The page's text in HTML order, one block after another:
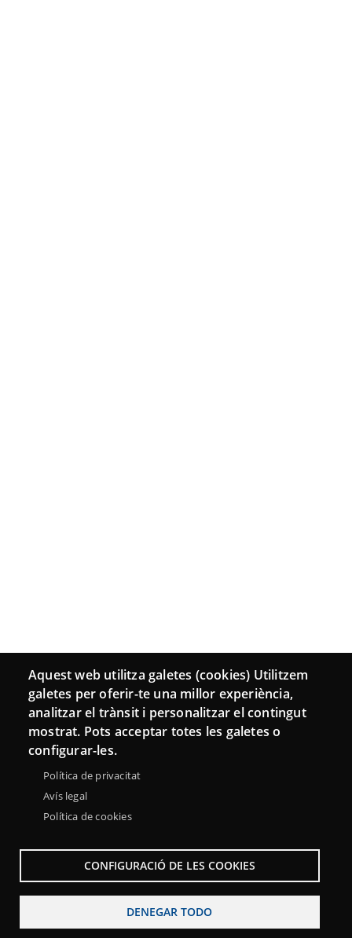
Aquest web utilitza galetes (cookies) Utilitzem
galetes per oferir-te una millor experiència,
analitzar el trànsit i personalitzar el contingut
mostrat. Pots acceptar totes les galetes o
configurar-les.
Política de privacitat
Avís legal
Política de cookies
CONFIGURACIÓ DE LES COOKIES
DENEGAR TODO